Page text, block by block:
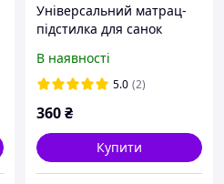
Універсальний матрац-
підстилка для санок
чорному (S-002)
В наявності
5.0 (2)
360₴
Купити